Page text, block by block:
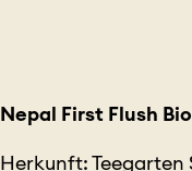
Nepal First Flush
Herkunft: Teegarten